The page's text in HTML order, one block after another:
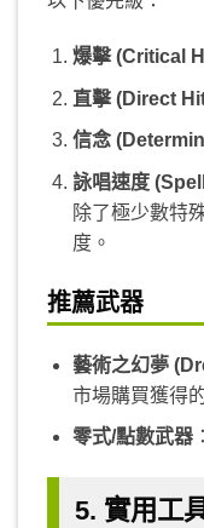
爆擊 (Critical
直擊 (Direct
信念
詠唱速度
除了極少數特
度。
推薦武器
藝術之幻夢
市場購買獲得
零式/點數武器
5. 實用工